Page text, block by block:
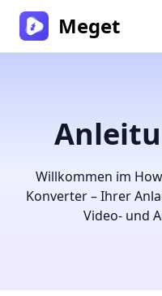
Meget
Willkommen im
Konverter – Ihrer
Video- und